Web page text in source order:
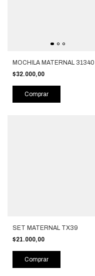
MOCHILA MATERNAL 31340
$32.000,00
Comprar
SET MATERNAL TX39
$21.000,00
Comprar